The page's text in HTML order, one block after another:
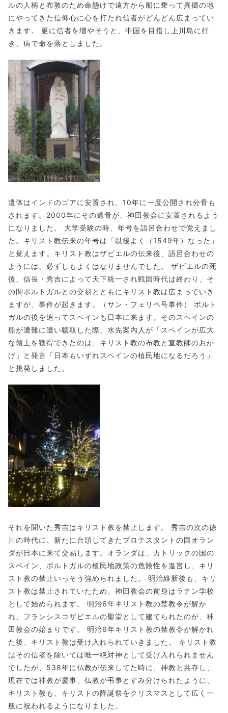
ルの人柄と布教のため命懸けで遠方から船に乗って異郷の地
にやってきた信仰心に心を打たれ信者がどんどん広まってい
きます。 更に信者を増やそうと、中国を目指し上川島に行
き、病で命を落としました。
遺体はインドのゴアに安置され、10年に一度公開され分骨も
されます。2000年にその遺骨が、神田教会に安置されるよう
になりました。 大学受験の時、年号を語呂合わせで覚えまし
た。キリスト教伝来の年号は「以後よく（1549年）なった」
と覚えます。キリスト教はザビエルの伝来後、語呂合わせの
ようには、必ずしもよくはなりませんでした。 ザビエルの死
後、信長・秀吉によって天下統一され戦国時代は終わり、そ
の間ポルトガルとの交易とともにキリスト教は広まっていき
ますが、事件が起きます。（サン・フェリペ号事件） ポルト
ガルの後を追ってスペインも日本に来ます。そのスペインの
船が遭難に遭い聴取した際、水先案内人が「スペインが広大
な領土を獲得できたのは、キリスト教の布教と宣教師のおか
げ」と発言「日本もいずれスペインの植民地になるだろう」
と挑発しました。
それを聞いた秀吉はキリスト教を禁止します。 秀吉の次の徳
川の時代に、新たに台頭してきたプロテスタントの国オラン
ダが日本に来て交易します。オランダは、カトリックの国の
スペイン、ポルトガルの植民地政策の危険性を進言し、キリ
スト教の禁止いっそう強められました。 明治維新後も、キリ
スト教は禁止されていたため、神田教会の前身はラテン学校
として始められます。
明治6年キリスト教の禁教令が解か
れ、フランシスコザビエルの聖堂として建てられたのが、神
田教会の始まりです。 明治6年キリスト教の禁教令が解かれ
た後、キリスト教は受け入れられていきました。 キリスト教
はその信者を除いては唯一絶対神として受け入れられません
でしたが、538年に仏教が伝来してた時に、神教と共存し、
現在では神教が慶事、仏教が弔事とすみ分けられたように、
キリスト教も、キリストの降誕祭をクリスマスとして広く一
般に祝われるようになりました。